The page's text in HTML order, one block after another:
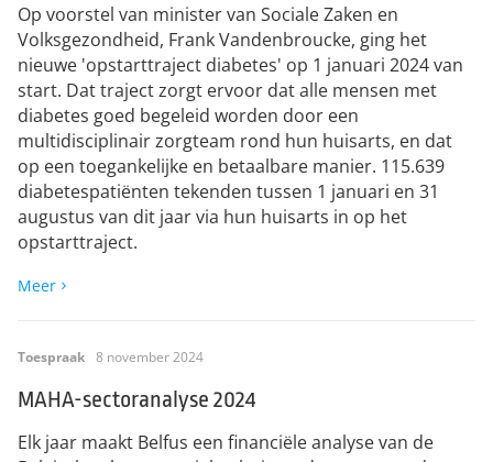
Op voorstel van minister van Sociale Zaken en
Volksgezondheid, Frank Vandenbroucke, ging het
nieuwe 'opstarttraject diabetes' op 1 januari 2024 van
start. Dat traject zorgt ervoor dat alle mensen met
diabetes goed begeleid worden door een
multidisciplinair zorgteam rond hun huisarts, en dat
op een toegankelijke en betaalbare manier. 115.639
diabetespatiënten tekenden tussen 1 januari en 31
augustus van dit jaar via hun huisarts in op het
opstarttraject.
Meer
Toespraak 8 november 2024
MAHA-sectoranalyse 2024
Elk jaar maakt Belfus een financiële analyse van de